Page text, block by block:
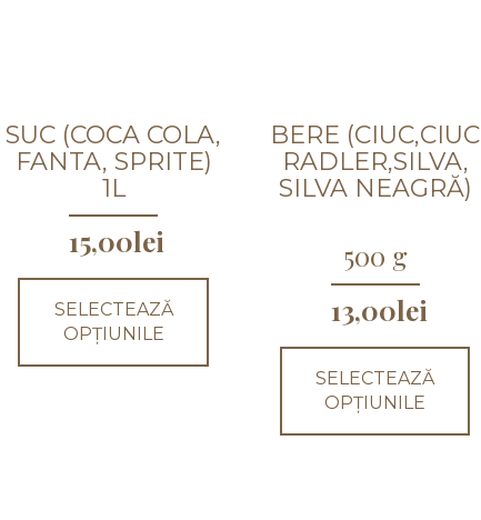
SUC (COCA COLA,
FANTA, SPRITE)
1L
15,00lei
SELECTEAZĂ
OPȚIUNILE
Acest
produs
are
mai
multe
BERE (CIUC,CIUC
RADLER,SILVA,
SILVA NEAGRĂ)
500 g
13,00lei
SELECTEAZĂ
OPȚIUNILE
Acest
produs
are
mai
multe
variații.
Opțiunile
pot